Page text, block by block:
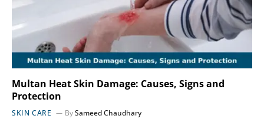
Multan Heat Skin Damage: Causes, Signs and
Protection
SKIN CARE By Sameed Chaudhary